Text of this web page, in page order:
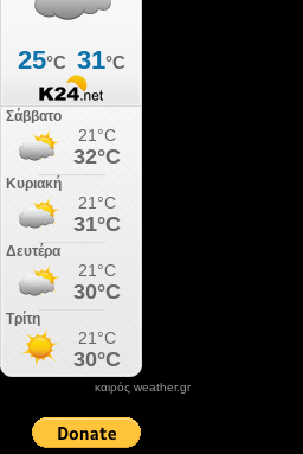
καιρός weather.gr